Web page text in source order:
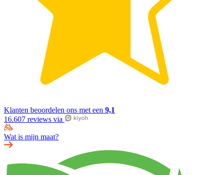
Klanten beoordelen ons met een 9,1
16.607 reviews via
Wat is mijn maat?